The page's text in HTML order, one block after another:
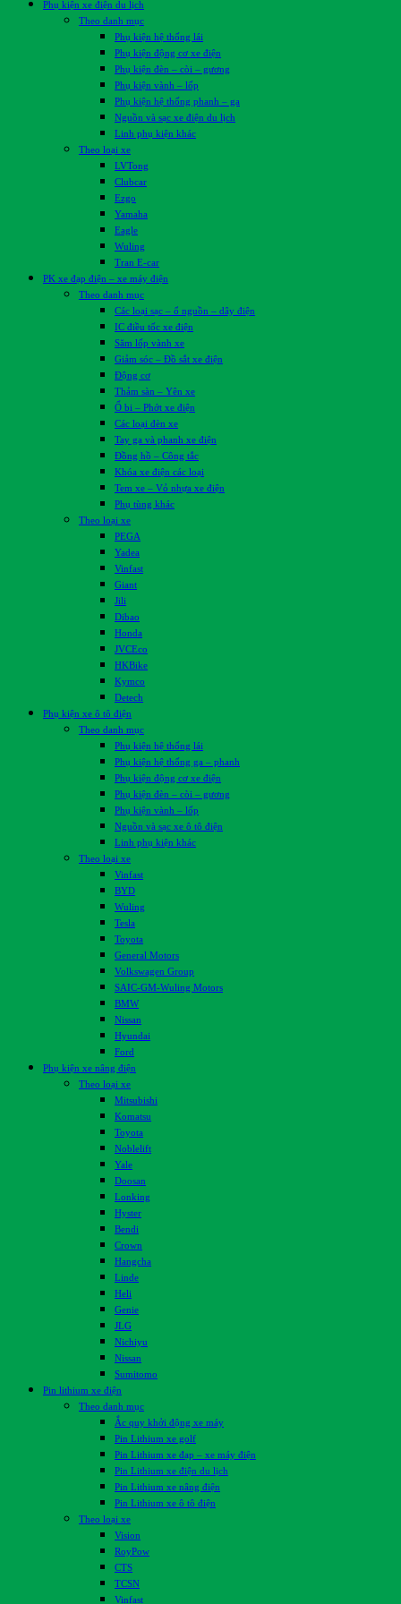
Phụ kiện xe điện du lịch
Theo danh mục
Phụ kiện hệ thống lái
Phụ kiện động cơ xe điện
Phụ kiện đèn – còi – gương
Phụ kiện vành – lốp
Phụ kiện hệ thống phanh – ga
Nguồn và sạc xe điện du lịch
Linh phụ kiện khác
Theo loại xe
LVTong
Clubcar
Ezgo
Yamaha
Eagle
Wuling
Tran E-car
PK xe đạp điện – xe máy điện
Theo danh mục
Các loại sạc – ổ nguồn – dây điện
IC điều tốc xe điện
Săm lốp vành xe
Giảm sóc – Đồ sắt xe điện
Động cơ
Thảm sàn – Yên xe
Ổ bi – Phớt xe điện
Các loại đèn xe
Tay ga và phanh xe điện
Đồng hồ – Công tắc
Khóa xe điện các loại
Tem xe – Vỏ nhựa xe điện
Phụ tùng khác
Theo loại xe
PEGA
Yadea
Vinfast
Giant
Jili
Dibao
Honda
JVCEco
HKBike
Kymco
Detech
Phụ kiện xe ô tô điện
Theo danh mục
Phụ kiện hệ thống lái
Phụ kiện hệ thống ga – phanh
Phụ kiện động cơ xe điện
Phụ kiện đèn – còi – gương
Phụ kiện vành – lốp
Nguồn và sạc xe ô tô điện
Linh phụ kiện khác
Theo loại xe
Vinfast
BYD
Wuling
Tesla
Toyota
General Motors
Volkswagen Group
SAIC-GM-Wuling Motors
BMW
Nissan
Hyundai
Ford
Phụ kiện xe nâng điện
Theo loại xe
Mitsubishi
Komatsu
Toyota
Noblelift
Yale
Doosan
Lonking
Hyster
Bendi
Crown
Hangcha
Linde
Heli
Genie
JLG
Nichiyu
Nissan
Sumitomo
Pin lithium xe điện
Theo danh mục
Ắc quy khởi động xe máy
Pin Lithium xe golf
Pin Lithium xe đạp – xe máy điện
Pin Lithium xe điện du lịch
Pin Lithium xe nâng điện
Pin Lithium xe ô tô điện
Theo loại xe
Vision
RoyPow
CTS
TCSN
Vinfast